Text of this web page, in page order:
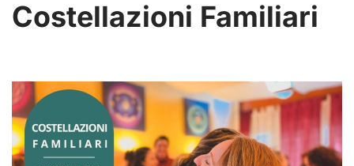
Costellazioni Familiari